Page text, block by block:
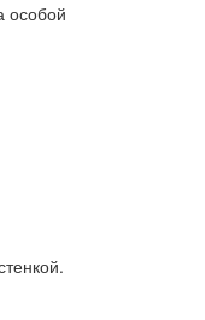
особой